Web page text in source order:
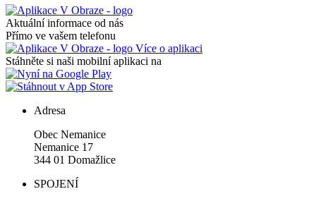
Aktuální informace od nás
Přímo ve vašem telefonu
Více o aplikaci
Stáhněte si naši mobilní aplikaci na
Adresa
Obec Nemanice
Nemanice 17
344 01 Domažlice
SPOJENÍ